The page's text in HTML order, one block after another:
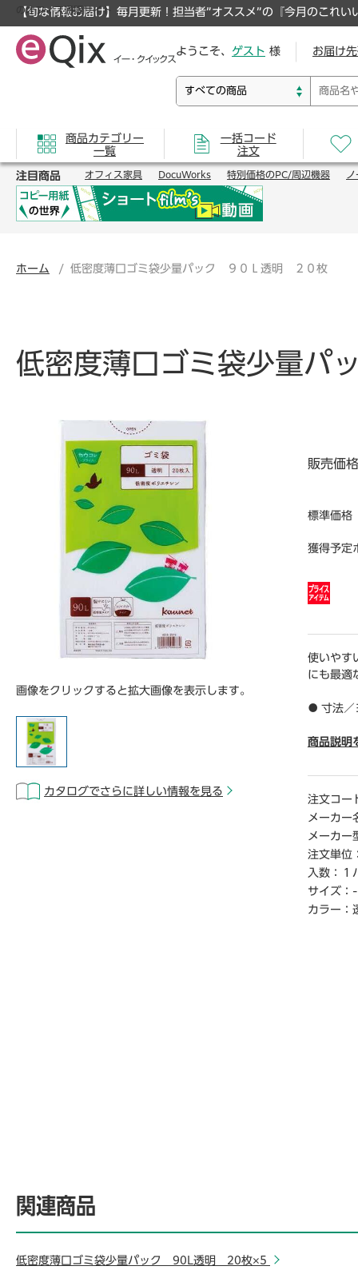
【旬な情報お届け】毎月更新！担当者”オススメ”の『今月のこれい
のオフィス通販サイト
ようこそ、 ゲスト 様 お届け
商品カテゴリー
一覧
一括コード
注文
注目商品 オフィス家具 DocuWorks 特別価格のPC/周辺機器 ノ
ホーム 低密度薄口ゴミ袋少量パック ９０Ｌ透明 ２０枚
低密度薄口ゴミ袋少量
画像をクリックすると拡大画像を表示します。
カタログでさらに詳しい情報を見る
販売価格
標準価格
獲得予定
使いやす
にも最適
● 寸法／
● カラ―
● 材質／
● 単位
※1パッ
※メ―カ―
合があり
※この商
場合がご
商品説明
注文コー
メーカー
メーカー
注文単位
入数：
１
サイズ： -
カラー：
関連商品
低密度薄口ゴミ袋少量パック 90L透明 20枚×5